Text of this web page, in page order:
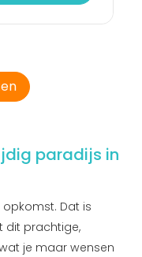
paradijs in
Dat is
dit prachtige,
je maar wensen